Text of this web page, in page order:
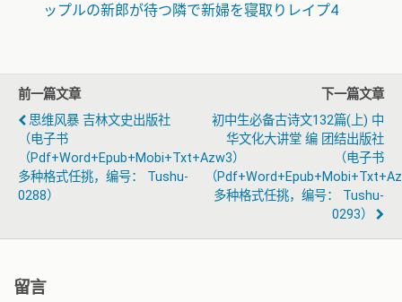
ップルの新郎が待つ隣で新婦を寝取りレイプ4
前一篇文章
思维风暴 吉林文史出版社
（电子书
（pdf+word+epub+mobi+txt+azw3）
多种格式任挑，编号： Tushu-
0288）
下一篇文章
初中生必备古诗文132篇(上) 中
华文化大讲堂 编 团结出版社
（电子书
（
多种格式任挑，编号： Tushu-
0293）
留言